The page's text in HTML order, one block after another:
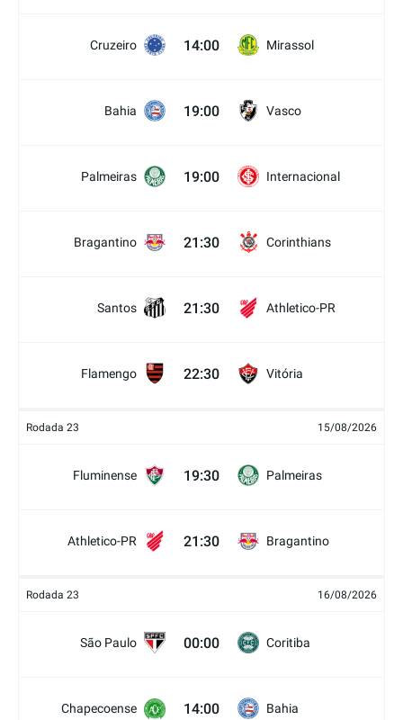
Cruzeiro 14:00 Mirassol
Bahia 19:00 Vasco
Palmeiras 19:00 Internacional
Bragantino 21:30 Corinthians
Santos 21:30 Athletico-PR
Flamengo 22:30 Vitória
Rodada 23 15/08/2026
Fluminense 19:30 Palmeiras
Athletico-PR 21:30 Bragantino
Rodada 23 16/08/2026
São Paulo 00:00 Coritiba
Chapecoense 14:00 Bahia